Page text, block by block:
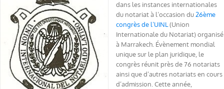
dans les instances internationales
du notariat à l’occasion du26ème
congrès de l’UINL (Union
Internationale du Notariat) organisé
à Marrakech. Évènement mondial
unique sur le plan juridique, le
congrès réunit près de 76 notariats
ainsi que d’autres notariats en cours
d’admission. Cette année,